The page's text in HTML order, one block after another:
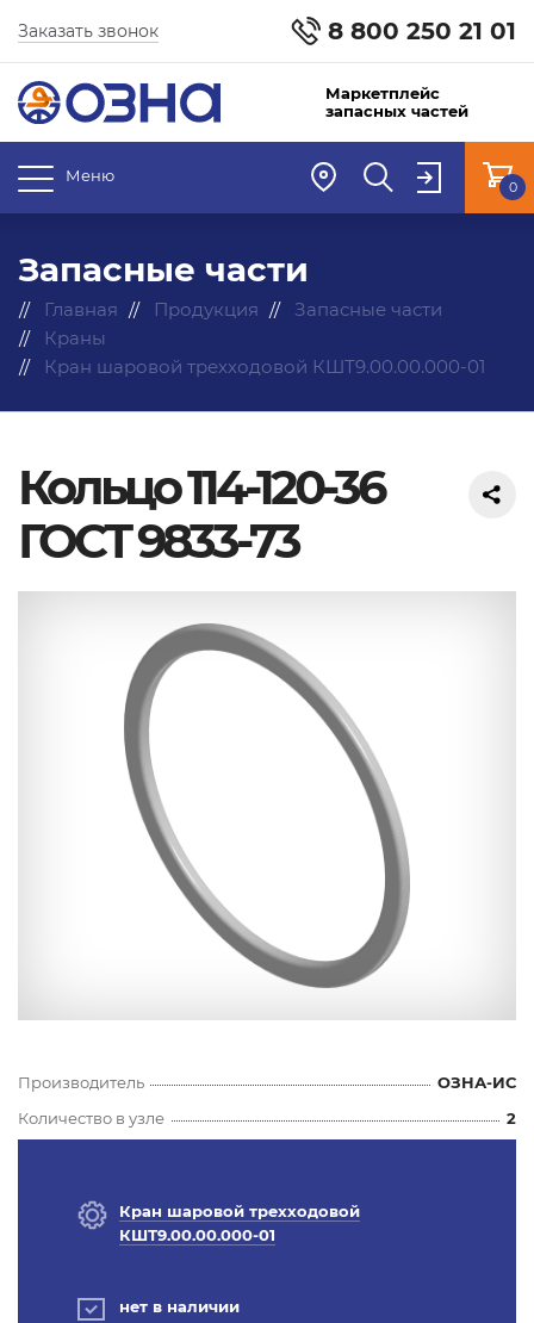
8 800 250 21 01
Заказать звонок
Маркетплейс
запасных частей
Меню
0
Запасные части
Главная Продукция
Запасные части
Краны
Кран шаровой трехходовой КШТ9.00.00.000-01
Кольцо 114-120-36
ГОСТ 9833-73
Производитель
ОЗНА-ИС
Количество в узле
2
Кран шаровой трехходовой
КШТ9.00.00.000-01
нет в наличии